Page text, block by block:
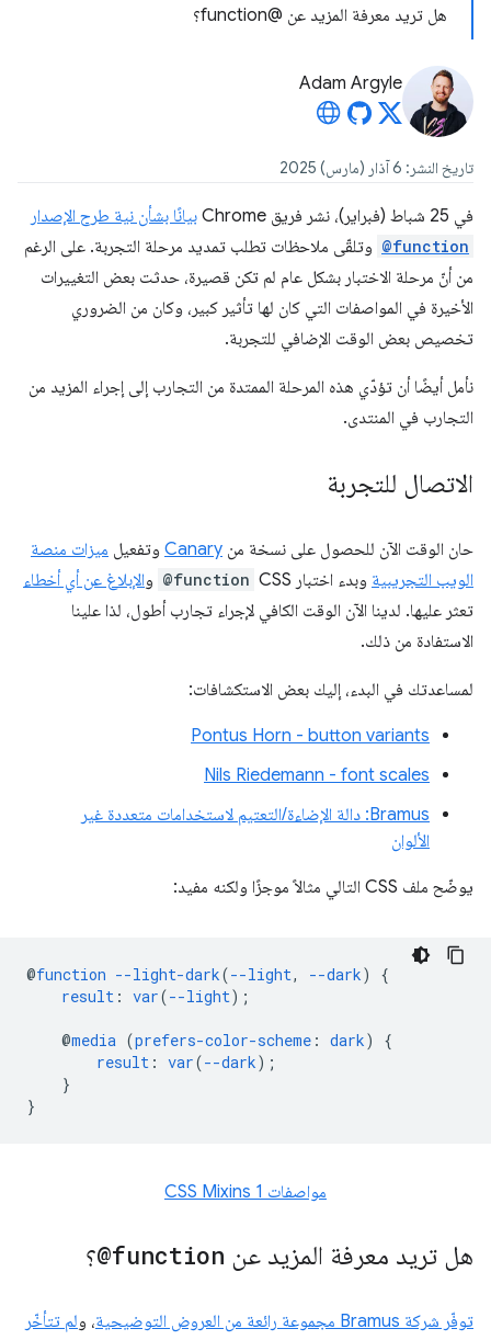
هل تريد معرفة المزيد عن @function؟
Adam Argyle
تاريخ النشر: 6 آذار (مارس) 2025
في 25 شباط (فبراير)، نشر فريق Chrome بيانًا بشأن نية طرح الإصدار
@function وتلقّى ملاحظات تطلب تمديد مرحلة التجربة. على الرغم
من أنّ مرحلة الاختبار بشكل عام لم تكن قصيرة، حدثت بعض التغييرات
الأخيرة في المواصفات التي كان لها تأثير كبير، وكان من الضروري
تخصيص بعض الوقت الإضافي للتجربة.
نأمل أيضًا أن تؤدّي هذه المرحلة الممتدة من التجارب إلى إجراء المزيد من
التجارب في المنتدى.
الاتصال للتجربة
حان الوقت الآن للحصول على نسخة من Canary وتفعيل ميزات منصة
الويب التجريبية وبدء اختبار CSS @function والإبلاغ عن أي أخطاء
تعثر عليها. لدينا الآن الوقت الكافي لإجراء تجارب أطول، لذا علينا
الاستفادة من ذلك.
لمساعدتك في البدء، إليك بعض الاستكشافات:
Pontus Horn - button variants
Nils Riedemann - font scales
Bramus: دالة الإضاءة/التعتيم لاستخدامات متعددة غير
الألوان
يوضّح ملف CSS التالي مثالاً موجزًا ولكنه مفيد:
@function --light-dark(--light, --dark)
{
result : var(--light);
@media (prefers-color-scheme : dark)
{
result : var(--dark);
}
}
مواصفات CSS Mixins 1
هل تريد معرفة المزيد عن @function؟
توفّر شركة Bramus مجموعة رائعة من العروض التوضيحية ، ولم تتأخّر